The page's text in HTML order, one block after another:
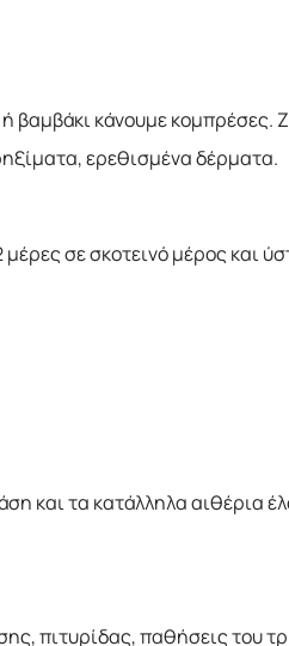
βαμβάκι κάνουμε κομπρέσες.
ερεθισμένα δέρματα.
σε σκοτεινό μέρος και
και τα κατάλληλα αιθέρια
πιτυρίδας, παθήσεις του